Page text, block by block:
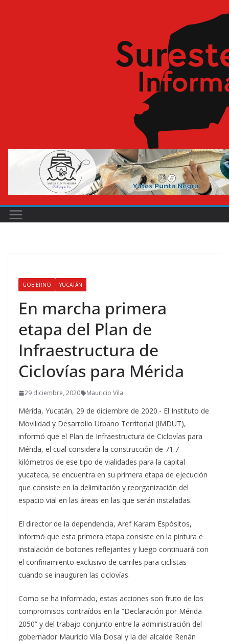
GOBIERNO YUCATÁN
En marcha primera
etapa del Plan de
Infraestructura de
Ciclovías para Mérida
29 diciembre, 2020 Mauricio Vila
Mérida, Yucatán, 29 de diciembre de 2020.- El Instituto de
Movilidad y Desarrollo Urbano Territorial (IMDUT),
informó que el Plan de Infraestructura de Ciclovías para
Mérida, el cual considera la construcción de 71.7
kilómetros de ese tipo de vialidades para la capital
yucateca, se encuentra en su primera etapa de ejecución
que consiste en la delimitación y reorganización del
espacio vial en las áreas en las que serán instaladas.
El director de la dependencia, Aref Karam Espósitos,
informó que esta primera etapa consiste en la pintura e
instalación de botones reflejantes y luego continuará con
el confinamiento exclusivo de carriles para ciclistas
cuando se inauguren las ciclovías.
Como se ha informado, estas acciones son fruto de los
compromisos contraídos en la “Declaración por Mérida
2050” y del trabajo conjunto entre la administración del
gobernador Mauricio Vila Dosal y la del alcalde Renán